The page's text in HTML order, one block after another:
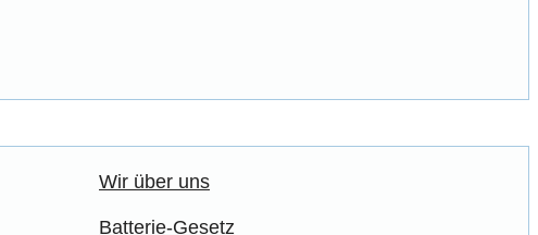
Wir über uns
Batterie-Gesetz